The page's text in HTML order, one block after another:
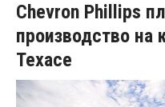
Chevron Phillips
производство на
Техасе